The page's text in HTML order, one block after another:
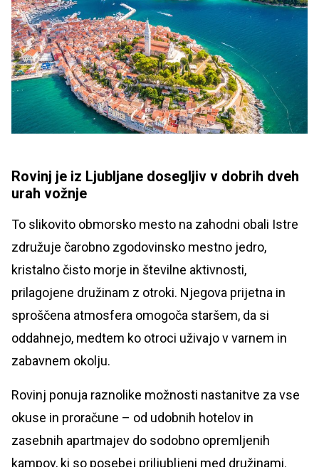
Rovinj je iz Ljubljane dosegljiv v dobrih dveh
urah vožnje
To slikovito obmorsko mesto na zahodni obali Istre
združuje čarobno zgodovinsko mestno jedro,
kristalno čisto morje in številne aktivnosti,
prilagojene družinam z otroki. Njegova prijetna in
sproščena atmosfera omogoča staršem, da si
oddahnejo, medtem ko otroci uživajo v varnem in
zabavnem okolju.
Rovinj ponuja raznolike možnosti nastanitve za vse
okuse in proračune – od udobnih hotelov in
zasebnih apartmajev do sodobno opremljenih
kampov, ki so posebej priljubljeni med družinami.